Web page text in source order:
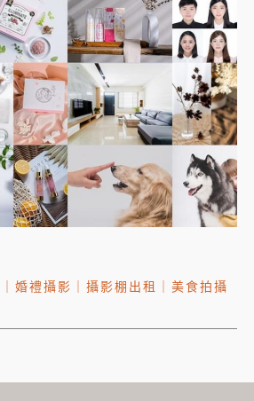
婚禮攝影 攝影棚出租
美食拍攝